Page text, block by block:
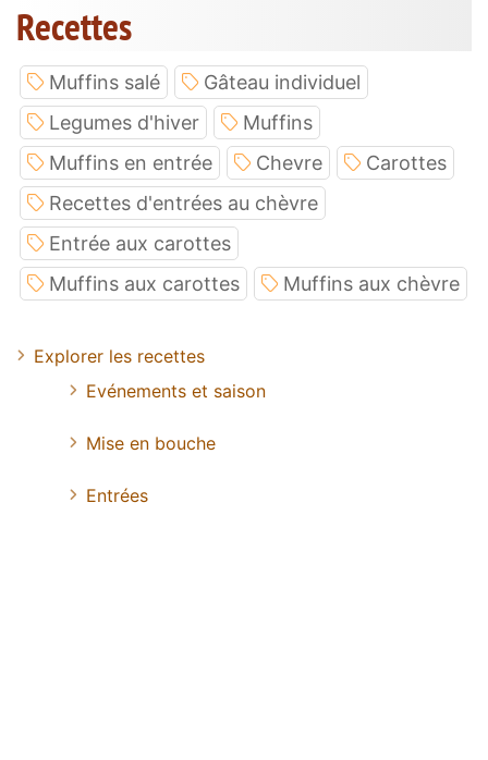
Recettes
Muffins salé
Gâteau individuel
Legumes d'hiver
Muffins
Muffins en entrée
Chevre
Carottes
Recettes d'entrées au chèvre
Entrée aux carottes
Muffins aux carottes
Muffins aux chèvre
Explorer les recettes
Evénements et saison
Mise en bouche
Entrées